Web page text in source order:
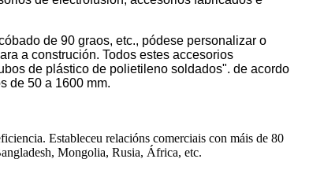
de 90 graos, etc., pódese personalizar o
a construción. Todos estes accesorios
de plástico de polietileno soldados". de acordo
de 50 a 1600 mm.
Estableceu relacións comerciais con máis de 80
Mongolia, Rusia, África, etc.